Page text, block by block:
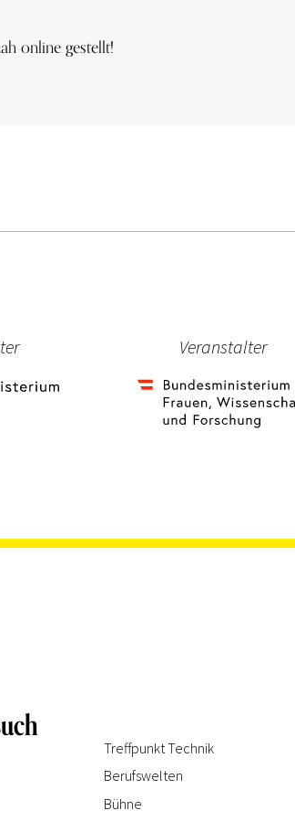
online gestellt!
Veranstalter
Treffpunkt Technik
Berufswelten
Bühne